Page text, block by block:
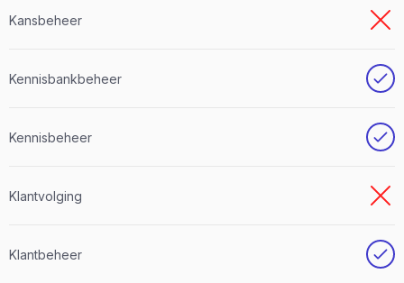
Kansbeheer
Kennisbankbeheer
Kennisbeheer
Klantvolging
Klantbeheer